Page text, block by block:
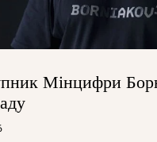
Мінцифри